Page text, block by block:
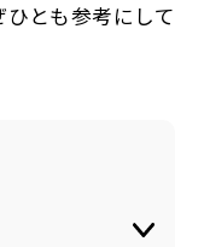
とも参考にして